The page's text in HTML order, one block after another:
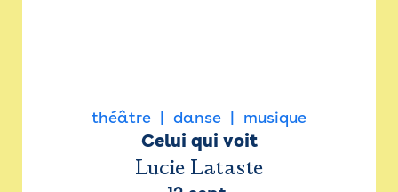
théâtre danse musique
Celui qui voit
Lucie Lataste